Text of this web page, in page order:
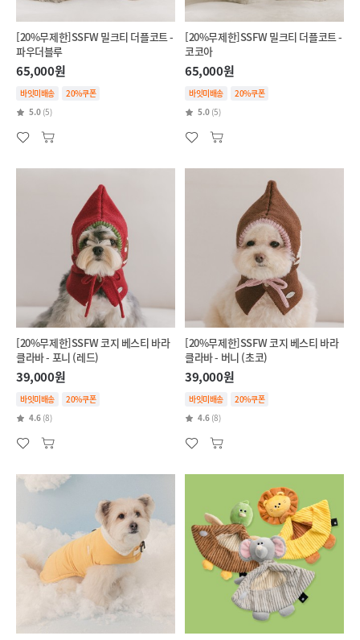
[20%무제한]SSFW 밀크티 더플코트 -
파우더블루
65,000원
바잇미배송
20%쿠폰
5.0 (5)
[20%무제한]SSFW 밀크티 더플코트 -
코코아
65,000원
바잇미배송
20%쿠폰
5.0 (5)
[20%무제한]SSFW 코지 베스티 바라
클라바 - 포니 (레드)
39,000원
바잇미배송
20%쿠폰
4.6 (8)
[20%무제한]SSFW 코지 베스티 바라
클라바 - 버니 (초코)
39,000원
바잇미배송
20%쿠폰
4.6 (8)